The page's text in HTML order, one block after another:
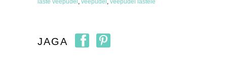
laste veepudel , veepudel , veepudel lastele
JAGA